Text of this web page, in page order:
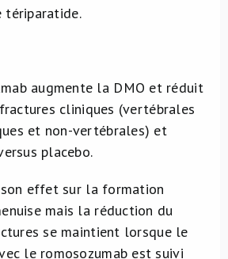
tériparatide.
augmente la DMO et réduit
cliniques (vertébrales
et non-vertébrales) et
placebo.
son effet sur la formation
mais la réduction du
se maintient lorsque le
le romosozumab est suivi